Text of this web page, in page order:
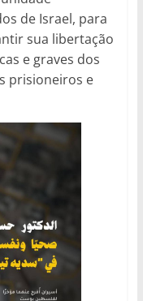
de Israel, para
sua libertação
e graves dos
prisioneiros e